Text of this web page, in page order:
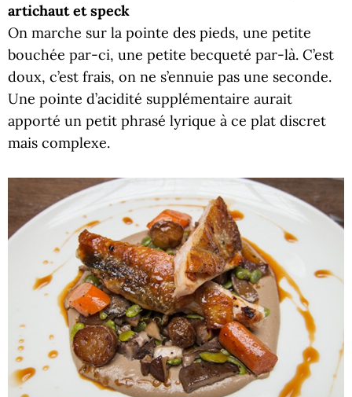
artichaut et speck
On marche sur la pointe des pieds, une petite
bouchée par-ci, une petite becqueté par-là. C’est
doux, c’est frais, on ne s’ennuie pas une seconde.
Une pointe d’acidité supplémentaire aurait
apporté un petit phrasé lyrique à ce plat discret
mais complexe.